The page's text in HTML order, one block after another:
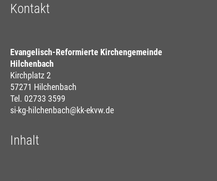
Kontakt
Evangelisch-Reformierte Kirchengemeinde
Hilchenbach
Kirchplatz 2
57271 Hilchenbach
Tel. 02733 3599
si-kg-hilchenbach@kk-ekvw.de
Inhalt